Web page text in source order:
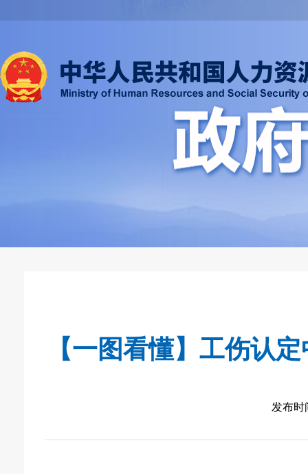
【一图看懂】工伤认
发布时